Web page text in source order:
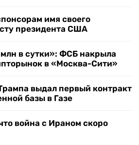
имя своего
президента США
в сутки»: ФСБ накрыла
в «Москва-Сити»
выдал первый контракт
базы в Газе
война с Ираном скоро